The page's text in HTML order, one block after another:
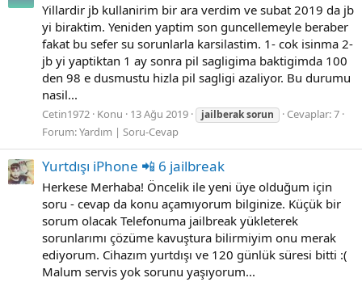
Yillardir jb kullanirim bir ara verdim ve subat 2019 da jb
yi biraktim. Yeniden yaptim son guncellemeyle beraber
fakat bu sefer su sorunlarla karsilastim. 1- cok isinma 2-
jb yi yaptiktan 1 ay sonra pil sagligima baktigimda 100
den 98 e dusmustu hizla pil sagligi azaliyor. Bu durumu
nasil...
Cetin1972 Konu 13 Ağu 2019 jailberaksorun
Cevaplar: 7
Forum:Yardım | Soru-Cevap
Yurtdışı iPhone 📲 6 jailbreak
Herkese Merhaba! Öncelik ile yeni üye olduğum için
soru - cevap da konu açamıyorum bilginize. Küçük bir
sorum olacak Telefonuma jailbreak yükleterek
sorunlarımı çözüme kavuştura bilirmiyim onu merak
ediyorum. Cihazım yurtdışı ve 120 günlük süresi bitti :(
Malum servis yok sorunu yaşıyorum...